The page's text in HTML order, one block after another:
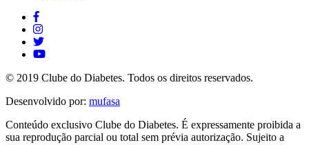
© 2019 Clube do Diabetes. Todos os direitos reservados.
Desenvolvido por: mufasa
Conteúdo exclusivo Clube do Diabetes. É expressamente proibida a
sua reprodução parcial ou total sem prévia autorização. Sujeito a